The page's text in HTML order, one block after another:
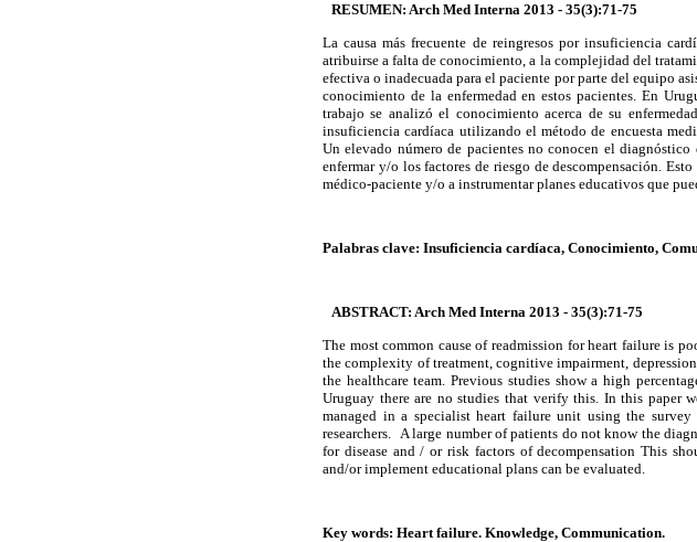
RESUMEN: Arch Med Interna 2013 - 35(3):71-75
La causa más frecuente de reingresos por insuficiencia
atribuirse a falta de conocimiento, a la complejidad del
efectiva o inadecuada para el paciente por parte del equipo
conocimiento de la enfermedad en estos pacientes. En
trabajo se analizó el conocimiento acerca de su
insuficiencia cardíaca utilizando el método de encuesta
Un elevado número de pacientes no conocen el diagnóstico
enfermar y/o los factores de riesgo de descompensación.
médico-paciente y/o a instrumentar planes educativos que
Palabras clave: Insuficiencia cardíaca, Conocimiento,
ABSTRACT: Arch Med Interna 2013 - 35(3):71-75
The most common cause of readmission for heart failure is
the complexity of treatment, cognitive impairment,
the healthcare team. Previous studies show a high
Uruguay there are no studies that verify this. In this paper
managed in a specialist heart failure unit using the
researchers. A large number of patients do not know the
for disease and / or risk factors of decompensation This
and/or implement educational plans can be evaluated.
Key words: Heart failure. Knowledge, Communication.